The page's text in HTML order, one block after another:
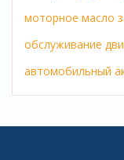
моторное масло
обслуживание
автомобильный